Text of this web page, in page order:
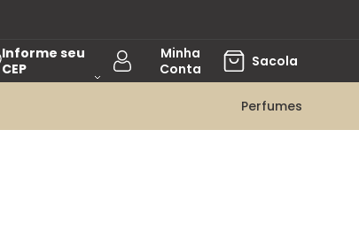
Informe seu
CEP
Perfumes